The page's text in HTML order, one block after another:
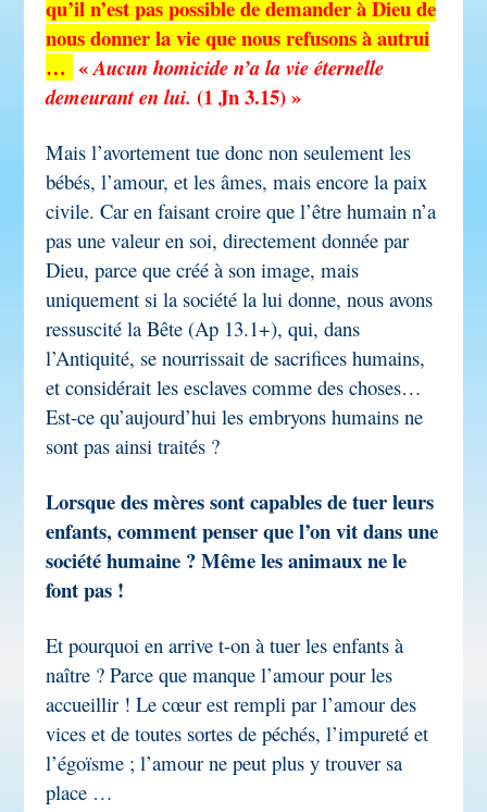
qu’il n’est pas possible de demander à Dieu de
nous donner la vie que nous refusons à autrui
… «Aucun homicide n’a la vie éternelle
demeurant en lui.(1 Jn 3.15)»
Mais l’avortement tue donc non seulement les
bébés, l’amour, et les âmes, mais encore la paix
civile. Car en faisant croire que l’être humain n’a
pas une valeur en soi, directement donnée par
Dieu, parce que créé à son image, mais
uniquement si la société la lui donne, nous avons
ressuscité la Bête (Ap 13.1+), qui, dans
l’Antiquité, se nourrissait de sacrifices humains,
et considérait les esclaves comme des choses…
Est-ce qu’aujourd’hui les embryons humains ne
sont pas ainsi traités ?
Lorsque des mères sont capables de tuer leurs
enfants, comment penser que l’on vit dans une
société humaine ? Même les animaux ne le
font pas !
Et pourquoi en arrive t-on à tuer les enfants à
naître ?Parce que manque l’amour pour les
accueillir ! Le cœur est rempli par l’amour des
vices et de toutes sortes de péchés, l’impureté et
l’égoïsme ; l’amour ne peut plus y trouver sa
place …